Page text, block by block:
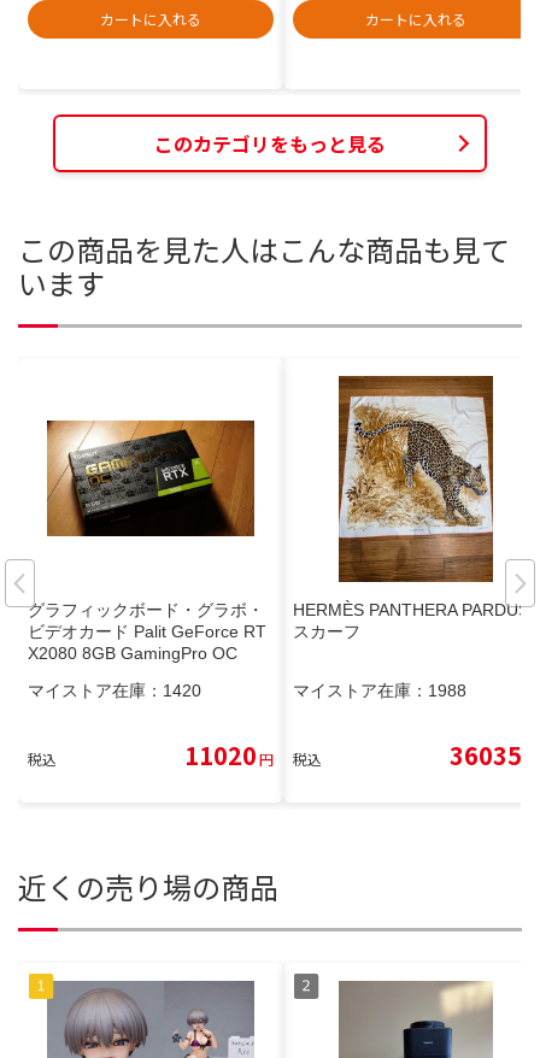
カートに入れる
カートに入れる
このカテゴリをもっと見る
この商品を見た人はこんな商品も見て
います
グラフィックボード・グラボ・
ビデオカード Palit GeForce RT
X2080 8GB GamingPro OC
マイストア在庫： 1420
税込 11020円
HERMÈS PANTHERA PARDUS
スカーフ
マイストア在庫： 1988
税込 36035
近くの売り場の商品